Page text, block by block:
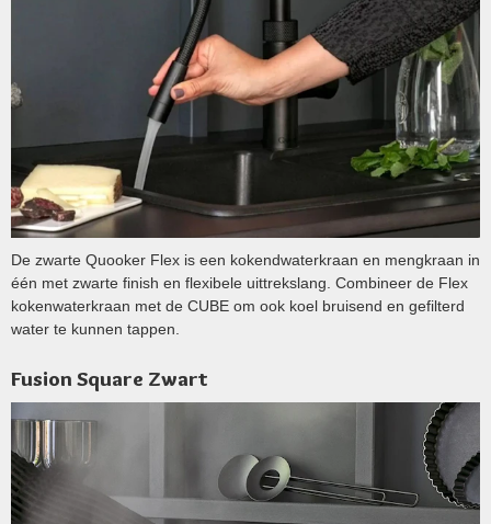
De zwarte Quooker Flex is een kokendwaterkraan en mengkraan in
één met zwarte finish en flexibele uittrekslang. Combineer de Flex
kokenwaterkraan met de CUBE om ook koel bruisend en gefilterd
water te kunnen tappen.
Fusion Square Zwart